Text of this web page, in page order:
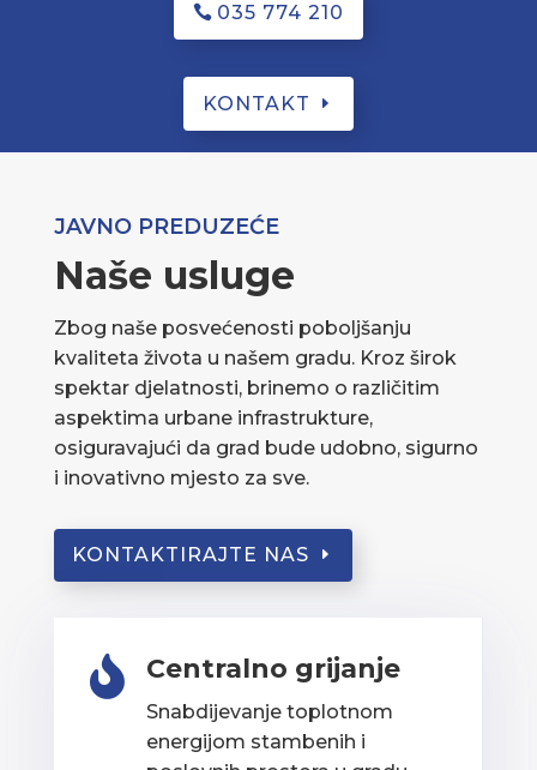
035 774 210
KONTAKT
JAVNO PREDUZEĆE
Naše usluge
Zbog naše posvećenosti poboljšanju
kvaliteta života u našem gradu. Kroz širok
spektar djelatnosti, brinemo o različitim
aspektima urbane infrastrukture,
osiguravajući da grad bude udobno, sigurno
i inovativno mjesto za sve.
KONTAKTIRAJTE NAS
 Centralno grijanje
Snabdijevanje toplotnom
energijom stambenih i